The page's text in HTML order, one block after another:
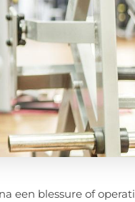
een blessure of